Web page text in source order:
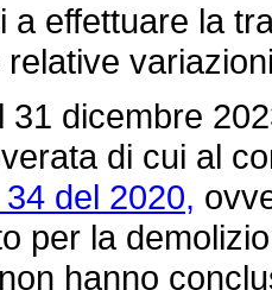
effettuare la
dicembre
di cui al
del 2020,
per la
hanno